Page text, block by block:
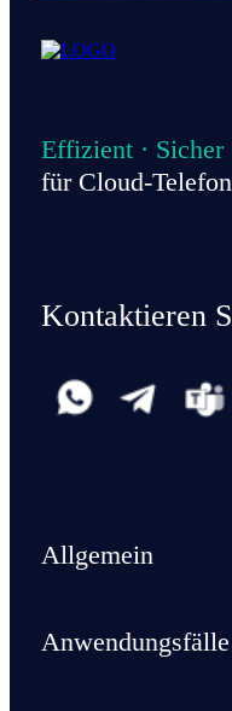
Effizient · Sicher
für Cloud-
Kontaktieren
Allgemein
Anwendungsfälle